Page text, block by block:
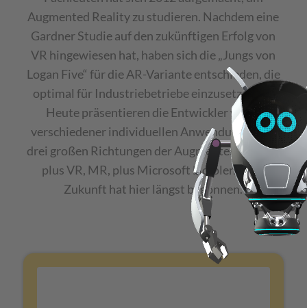
Augmented Reality zu studieren. Nachdem eine
Gardner Studie auf den zukünftigen Erfolg von
VR hingewiesen hat, haben sich die „Jungs von
Logan Five“ für die AR-Variante entschieden, die
optimal für Industriebetriebe einzusetzen ist.
Heute präsentieren die Entwickler vieler
verschiedener individuellen Anwendungen die
drei großen Richtungen der Augmented Reality:
plus VR, MR, plus Microsoft Hololens. Die
Zukunft hat hier längst begonnen.